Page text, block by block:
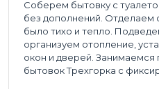
Соберем бытовку с
без дополнений. Отделаем
было тихо и тепло.
организуем отопление,
окон и дверей.
бытовок Трехгорка с